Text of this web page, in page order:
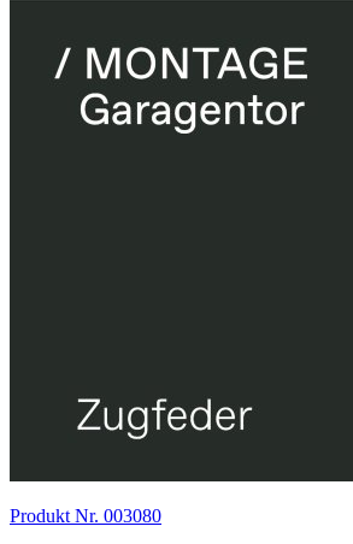
Produkt Nr. 003080